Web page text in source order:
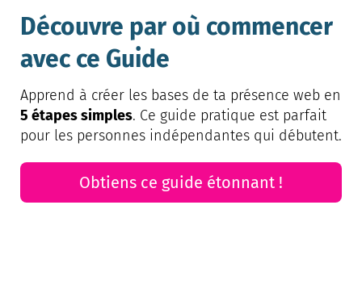
Découvre par où commencer
avec ce Guide
Apprend à créer les bases de ta présence web en
5 étapes simples. Ce guide pratique est parfait
pour les personnes indépendantes qui débutent.
Obtiens ce guide étonnant !